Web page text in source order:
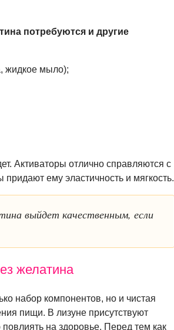
потребуются и другие
жидкое мыло);
Активаторы отлично справляются с
ему эластичность и мягкость.
выйдет качественным, если
желатина
набор компонентов, но и чистая
пищи. В лизуне присутствуют
на здоровье. Перед тем как